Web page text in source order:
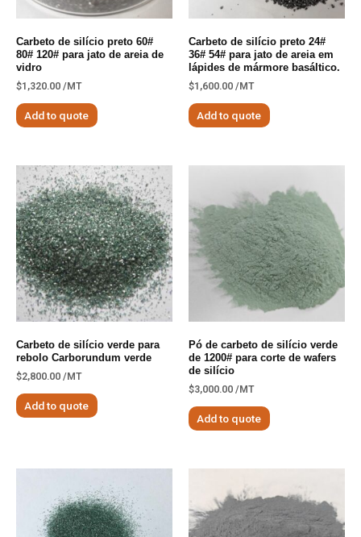
Carbeto de silício preto 60#
80# 120# para jato de areia de
vidro
$1,320.00 /MT
Add to quote
Carbeto de silício preto 24#
36# 54# para jato de areia em
lápides de mármore basáltico.
$1,600.00 /MT
Add to quote
Carbeto de silício verde para
rebolo Carborundum verde
$2,800.00 /MT
Add to quote
Pó de carbeto de silício verde
de 1200# para corte de wafers
de silício
$3,000.00 /MT
Add to quote